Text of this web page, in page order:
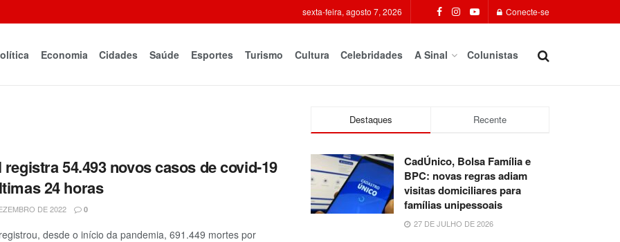
sexta-feira, agosto 7, 2026 Conecte-se
Economia Cidades Saúde Esportes Turismo Cultura Celebridades A Sinal Colunistas
54.493 novos casos de covid-19
24 horas
DE 2022 0
desde o início da pandemia, 691.449 mortes por
Destaques Recente
CadÚnico, Bolsa Família e
BPC: novas regras adiam
visitas domiciliares para
famílias unipessoais
27 DE JULHO DE 2026